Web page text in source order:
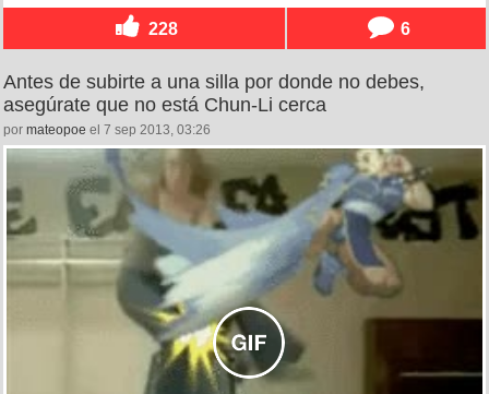
228 6
Antes de subirte a una silla por donde no debes,
asegúrate que no está Chun-Li cerca
por mateopoe el 7 sep 2013, 03:26